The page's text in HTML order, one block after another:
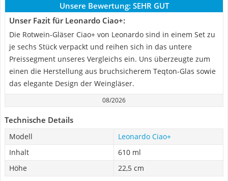
Unsere Bewertung: SEHR GUT
Unser Fazit für Leonardo Ciao+:
Die Rotwein-Gläser Ciao+ von Leonardo sind in einem Set zu
je sechs Stück verpackt und reihen sich in das untere
Preissegment unseres Vergleichs ein. Uns überzeugte zum
einen die Herstellung aus bruchsicherem Teqton-Glas sowie
das elegante Design der Weingläser.
08/2026
Technische Details
Modell
Leonardo Ciao+
Inhalt
610 ml
Höhe
22,5 cm